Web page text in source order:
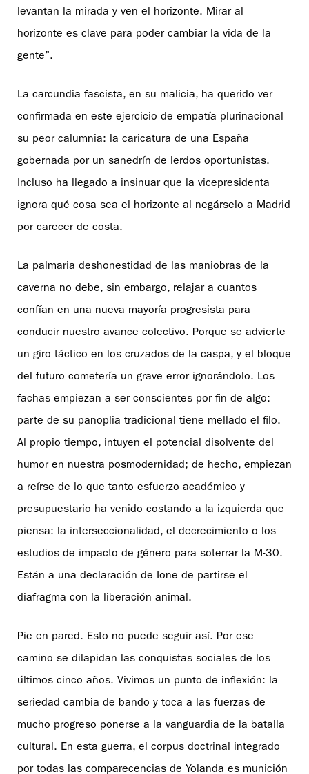
levantan la mirada y ven el horizonte. Mirar al
horizonte es clave para poder cambiar la vida de la
gente”.
La carcundia fascista, en su malicia, ha querido ver
confirmada en este ejercicio de empatía plurinacional
su peor calumnia: la caricatura de una España
gobernada por un sanedrín de lerdos oportunistas.
Incluso ha llegado a insinuar que la vicepresidenta
ignora qué cosa sea el horizonte al negárselo a Madrid
por carecer de costa.
La palmaria deshonestidad de las maniobras de la
caverna no debe, sin embargo, relajar a cuantos
confían en una nueva mayoría progresista para
conducir nuestro avance colectivo. Porque se advierte
un giro táctico en los cruzados de la caspa, y el bloque
del futuro cometería un grave error ignorándolo. Los
fachas empiezan a ser conscientes por fin de algo:
parte de su panoplia tradicional tiene mellado el filo.
Al propio tiempo, intuyen el potencial disolvente del
humor en nuestra posmodernidad; de hecho, empiezan
a reírse de lo que tanto esfuerzo académico y
presupuestario ha venido costando a la izquierda que
piensa: la interseccionalidad, el decrecimiento o los
estudios de impacto de género para soterrar la M-30.
Están a una declaración de Ione de partirse el
diafragma con la liberación animal.
Pie en pared. Esto no puede seguir así. Por ese
camino se dilapidan las conquistas sociales de los
últimos cinco años. Vivimos un punto de inflexión: la
seriedad cambia de bando y toca a las fuerzas de
mucho progreso ponerse a la vanguardia de la batalla
cultural. En esta guerra, el corpus doctrinal integrado
por todas las comparecencias de Yolanda es munición